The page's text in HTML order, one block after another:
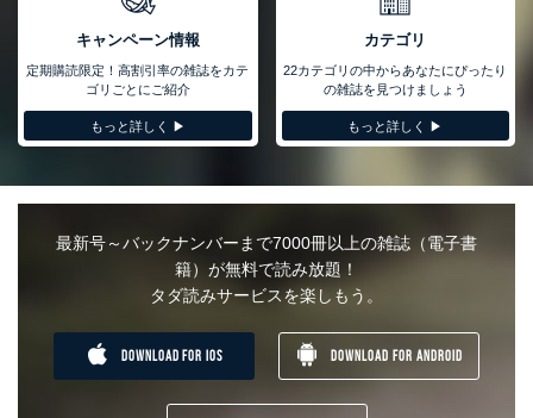
キャンペーン情報
定期購読限定！高割引率の雑誌をカテ
ゴリごとにご紹介
もっと詳しく ▶︎
カテゴリ
22カテゴリの中からあなたにぴったり
の雑誌を見つけましょう
もっと詳しく ▶︎
最新号～バックナンバーまで7000冊以上の雑誌（電子書
籍）が無料で読み放題！
タダ読みサービスを楽しもう。
DOWNLOAD FOR IOS DOWNLOAD FOR ANDROID